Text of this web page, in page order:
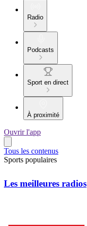
Radio
Podcasts
Sport en direct
À proximité
Ouvrir l'app
Tous les contenus
Sports populaires
Les meilleures radios